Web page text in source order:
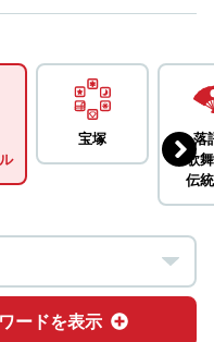
宝塚
落
歌
伝
ードを表示